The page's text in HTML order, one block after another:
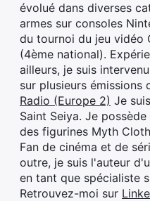
évolué dans diverses
armes sur consoles
du tournoi du jeu vidéo
(4ème national).
ailleurs, je suis
sur plusieurs émissions
Radio (Europe 2) Je
Saint Seiya. Je
des figurines Myth
Fan de cinéma et de
outre, je suis l'auteur
en tant que spécialiste
Retrouvez-moi sur